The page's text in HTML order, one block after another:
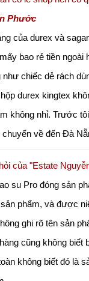
Phước
của durex và
bao rẻ tiền ngoài
như chiếc dẻ rách
durex kingtex
không nhỉ. Trước
chuyển về đến Đà
của "Estate
su Pro đóng sản
phẩm, và được
ghi rõ tên sản
cũng không biết
không biết đó là